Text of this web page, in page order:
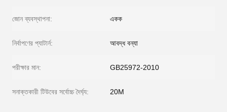
জোন ব্যবস্থাপনা: একক
নির্বাপণের প্যাটার্ন: আবদ্ধ বন্যা
পরীক্ষার মান: GB25972-2010
সনাক্তকারী টিউবের সর্বোচ্চ দৈর্ঘ্য: 20M